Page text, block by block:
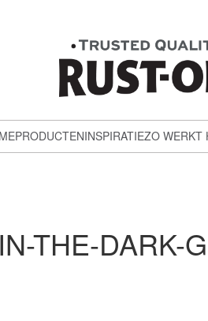
PRODUCTENINSPIRATIEZO WERKT
THE-DARK-